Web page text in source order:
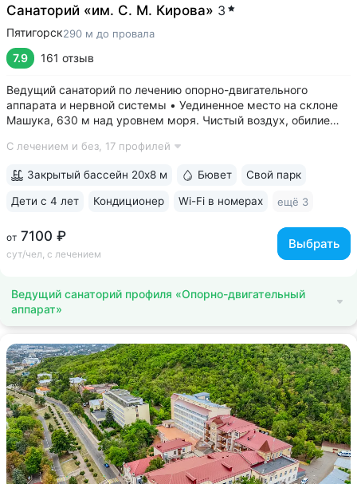
Санаторий «им. С. М. Кирова» 3
Пятигорск290 м до провала
7.9 161 отзыв
Ведущий санаторий по лечению опорно-двигательного
аппарата и нервной системы • Уединенное место на склоне
Машука, 630 м над уровнем моря. Чистый воздух, обилие
«Бесстыжие ванны», бювета источника № 24. Прямой выход
С лечением и без, 17 профилей
от 7100 ₽
сут/чел, с лечением
Выбрать
Закрытый бассейн 20х8 м Бювет Свой парк
Дети с 4 лет Кондиционер Wi-Fi в номерах ещё 3
Ведущий санаторий профиля «Опорно-двигательный
аппарат»